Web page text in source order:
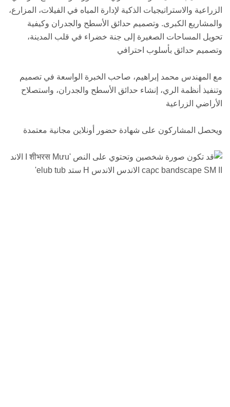
الزراعية والاستراتيجيات الذكية لإدارة المياه في الفيلات، المزارع،
والمشاريع الكبرى. وتصميم حدائق الأسطح والجدران وكيفية
تحويل المساحات الصغيرة إلى جنة خضراء في قلب المدينة،
وتصميم حدائق بأسلوب احترافي
مع المهندس محمد إبراهيم، صاحب الخبرة الواسعة في تصميم
وتنفيذ أنظمة الري، إنشاء حدائق الأسطح والجدران، واستصلاح
الأراضي الزراعية
ويحصل المشاركون على شهادة حضور أونلاين مجانية معتمدة